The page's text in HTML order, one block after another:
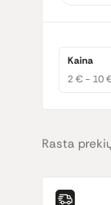
Kaina
2 € - 10
Rasta